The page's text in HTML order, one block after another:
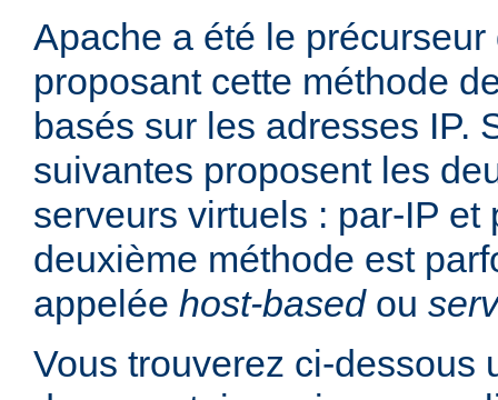
Apache a été le
proposant cette méthode
basés sur les adresses IP.
suivantes proposent les
serveurs virtuels : par-IP et
deuxième méthode est
appelée host-basedou
Vous trouverez ci-dessous